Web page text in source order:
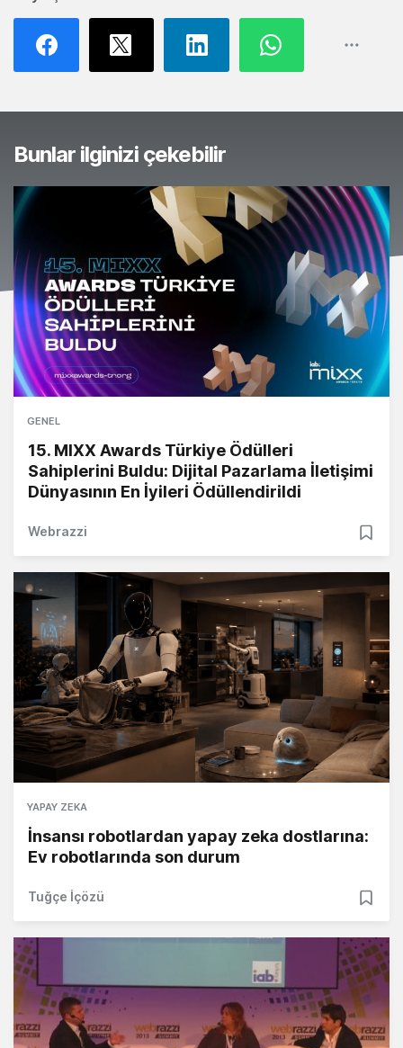
Bunlar ilginizi çekebilir
GENEL
15. MIXX Awards Türkiye Ödülleri
Sahiplerini Buldu: Dijital Pazarlama İletişimi
Dünyasının En İyileri Ödüllendirildi
Webrazzi
YAPAY ZEKA
İnsansı robotlardan yapay zeka dostlarına:
Ev robotlarında son durum
Tuğçe İçözü